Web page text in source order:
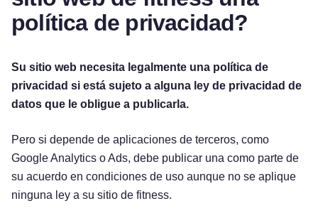
política de privacidad?
Su sitio web necesita legalmente una política de
privacidad si está sujeto a alguna ley de privacidad de
datos que le obligue a publicarla.
Pero si depende de aplicaciones de terceros, como
Google Analytics o Ads, debe publicar una como parte de
su acuerdo en condiciones de uso aunque no se aplique
ninguna ley a su sitio de fitness.